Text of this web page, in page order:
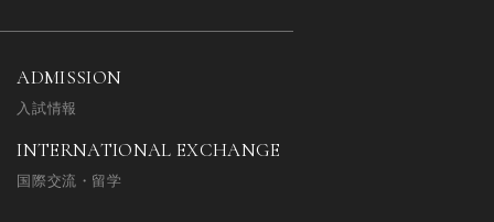
ADMISSION
入試情報
INTERNATIONAL EXCHANGE
国際交流・留学